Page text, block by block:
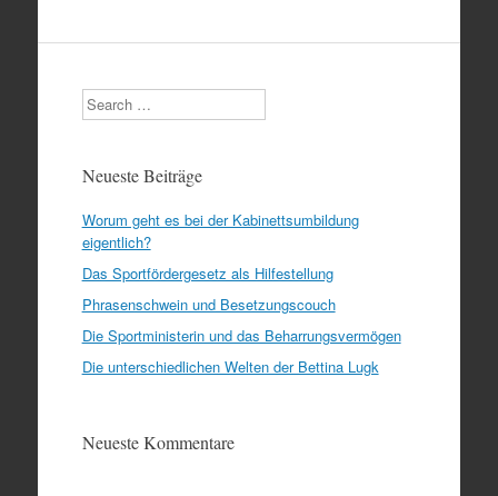
Search
Neueste Beiträge
Worum geht es bei der Kabinettsumbildung
eigentlich?
Das Sportfördergesetz als Hilfestellung
Phrasenschwein und Besetzungscouch
Die Sportministerin und das Beharrungsvermögen
Die unterschiedlichen Welten der Bettina Lugk
Neueste Kommentare